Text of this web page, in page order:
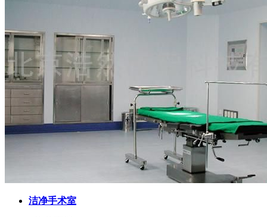
洁净手术室